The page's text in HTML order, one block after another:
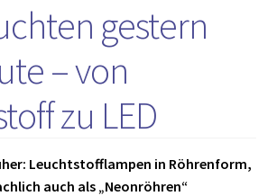
gestern
– von
zu LED
Leuchtstofflampen in Röhrenform,
auch als „Neonröhren“